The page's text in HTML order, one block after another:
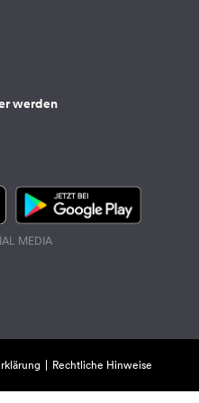
werden
MEDIA
Rechtliche Hinweise